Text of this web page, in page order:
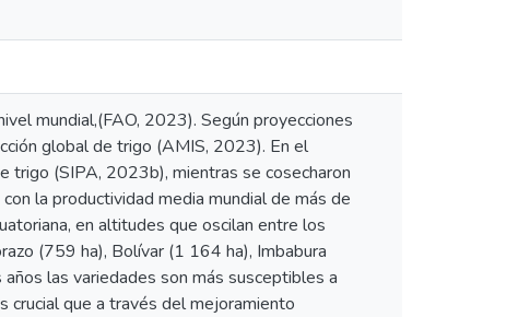
mundial,(FAO, 2023). Según proyecciones
global de trigo (AMIS, 2023). En el
(SIPA, 2023b), mientras se cosecharon
la productividad media mundial de más de
en altitudes que oscilan entre los
(759 ha), Bolívar (1 164 ha), Imbabura
las variedades son más susceptibles a
crucial que a través del mejoramiento